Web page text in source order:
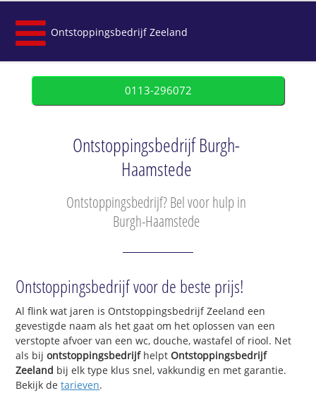
Ontstoppingsbedrijf Zeeland
0113-296072
Ontstoppingsbedrijf Burgh-
Haamstede
Ontstoppingsbedrijf? Bel voor hulp in
Burgh-Haamstede
Ontstoppingsbedrijf voor de beste prijs!
Al flink wat jaren is Ontstoppingsbedrijf Zeeland een
gevestigde naam als het gaat om het oplossen van een
verstopte afvoer van een wc, douche, wastafel of riool. Net
als bijontstoppingsbedrijfhelptOntstoppingsbedrijf
Zeeland bij elk type klus snel, vakkundig en met garantie.
Bekijk detarieven.